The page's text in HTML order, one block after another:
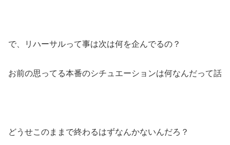
で、リハーサルって事は次は何を企んでるの？
お前の思ってる本番のシチュエーションは何なんだって話
どうせこのままで終わるはずなんかないんだろ？